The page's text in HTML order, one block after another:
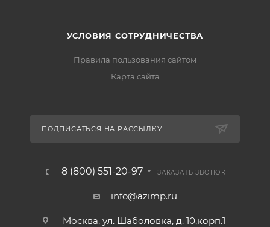
УСЛОВИЯ СОТРУДНИЧЕСТВА
Правила пользования сайтом
Карта сайта
ПОДПИСАТЬСЯ НА РАССЫЛКУ
8 (800) 551-20-97 ЗАКАЗАТЬ ЗВОНОК
info@azimp.ru
Москва, ул. Шаболовка, д. 10,корп.1